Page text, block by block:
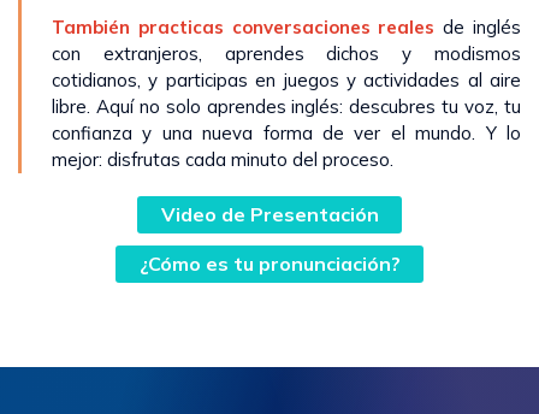
También practicas conversaciones reales de inglés
con extranjeros, aprendes dichos y modismos
cotidianos, y participas en juegos y actividades al aire
libre. Aquí no solo aprendes inglés: descubres tu voz, tu
confianza y una nueva forma de ver el mundo. Y lo
mejor: disfrutas cada minuto del proceso.
Video de Presentación
¿Cómo es tu pronunciación?